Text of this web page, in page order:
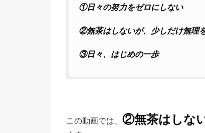
①日々の努力をゼロにしない
②無茶はしないが、少しだけ無理
③日々、はじめの一歩
この動画では、 ②無茶はしな